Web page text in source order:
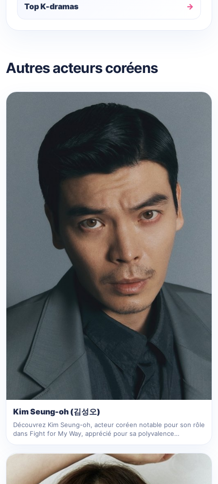
Top K-dramas
Autres acteurs coréens
Kim Seung-oh (김성오)
Découvrez Kim Seung-oh, acteur coréen notable pour son rôle
dans Fight for My Way, apprécié pour sa polyvalence…